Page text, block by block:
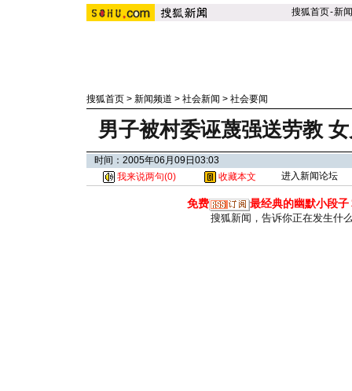
搜狐首页-新闻
搜狐首页 > 新闻频道 > 社会新闻 > 社会要闻
男子被村委诬蔑强送劳教
时间：2005年06月09日03:03
我来说两句(0) 收藏本文 进入新闻论坛
免费 最经典的幽默小段子
搜狐新闻，告诉你正在发生什